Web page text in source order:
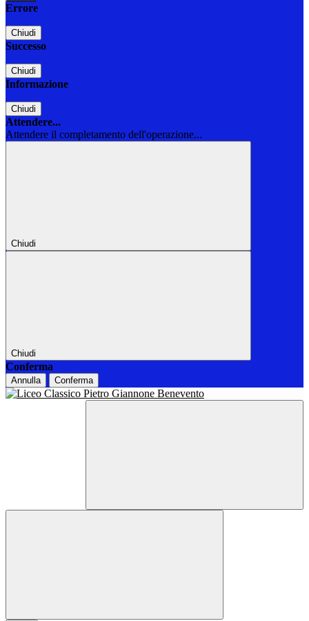
Errore
Chiudi
Successo
Chiudi
Informazione
Chiudi
Attendere...
Attendere il completamento dell'operazione...
Chiudi
Chiudi
Conferma
Annulla Conferma